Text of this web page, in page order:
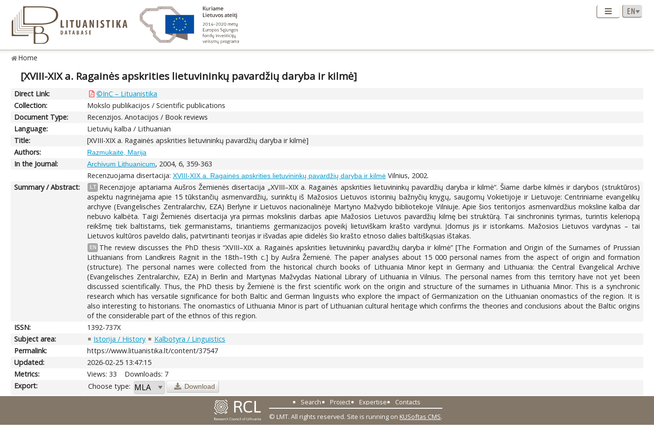
Home
[XVIII-XIX a. Ragainės apskrities lietuvininkų pavardžių daryba ir kilmė]
Direct Link:
©InC – Lituanistika
Collection:
Mokslo publikacijos / Scientific publications
Document Type:
Recenzijos. Anotacijos / Book reviews
Language:
Lietuvių kalba / Lithuanian
Title:
[XVIII-XIX a. Ragainės apskrities lietuvininkų pavardžių daryba ir kilmė]
Authors:
Razmukaitė, Marija
In the Journal: Archivum Lithuanicum, 2004, 6, 359-363
Recenzuojama disertacija:XVIII-XIX a. Ragainės apskrities lietuvininkų pavardžių daryba ir kilmė Vilnius, 2002.
Summary / Abstract:
LT Recenzijoje aptariama Aušros Žemienės disertacija „XVIII–XIX a. Ragainės apskrities lietuvininkų pavardžių daryba ir kilmė“. Šiame darbe kilmės ir darybos (struktūros)
aspektu nagrinėjama apie 15 tūkstančių asmenvardžių, surinktų iš Mažosios Lietuvos istorinių bažnyčių knygų, saugomų Vokietijoje ir Lietuvoje: Centriniame evangelikų
archyve (Evangelisches Zentralarchiv, EZA) Berlyne ir Lietuvos nacionalinėje Martyno Mažvydo bibliotekoje Vilniuje. Apie šios teritorijos asmenvardžius moksline kalba dar
nebuvo kalbėta. Taigi Žemienės disertacija yra pirmas mokslinis darbas apie Mažosios Lietuvos pavardžių kilmę bei struktūrą. Tai sinchroninis tyrimas, turintis keleriopą
reikšmę tiek baltistams, tiek germanistams, tiriantiems germanizacijos poveikį lietuviškam krašto vardynui. Įdomus jis ir istorikams. Mažosios Lietuvos vardynas – tai
Lietuvos kultūros paveldo dalis, patvirtinanti teorijas ir išvadas apie didelės šio krašto etnoso dalies baltiškąsias ištakas.
EN
The review discusses the PhD thesis “XVIII–XIX a. Ragainės apskrities lietuvininkų pavardžių daryba ir kilmė” [The Formation and Origin of the Surnames of Prussian
Lithuanians from Landkreis Ragnit in the 18th–19th c.] by Aušra Žemienė. The paper analyses about 15 000 personal names from the aspect of origin and formation
(structure). The personal names were collected from the historical church books of Lithuania Minor kept in Germany and Lithuania: the Central Evangelical Archive
(Evangelisches Zentralarchiv, EZA) in Berlin and Martynas Mažvydas National Library of Lithuania in Vilnius. The personal names from this territory have not yet been
discussed scientifically. Thus, the PhD thesis by Žemienė is the first scientific work on the origin and structure of the surnames in Lithuania Minor. This is a synchronic
research which has versatile significance for both Baltic and German linguists who explore the impact of Germanization on the Lithuanian onomastics of the region. It is
also interesting to historians. The onomastics of Lithuania Minor is part of Lithuanian cultural heritage which confirms the theories and conclusions about the Baltic origins
of the considerable part of the ethnos of this region.
ISSN:
1392-737X
Subject area:
Istorija / History
Kalbotyra / Linguistics
Permalink:
https://www.lituanistika.lt/content/37547
Updated:
2026-02-25 13:47:15
Metrics:
Views: 33
Downloads: 7
Export:
Choose type: Download
Search Project Expertise
Contacts
© LMT. All rights reserved. Site is running on KUSoftas CMS.